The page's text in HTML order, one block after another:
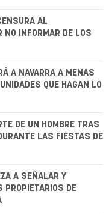
AL
NO INFORMAR DE LOS
A NAVARRA A MENAS
QUE HAGAN LO
DE UN HOMBRE TRAS
LAS FIESTAS DE
A SEÑALAR Y
PROPIETARIOS DE